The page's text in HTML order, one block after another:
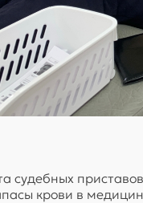
судебных
крови в